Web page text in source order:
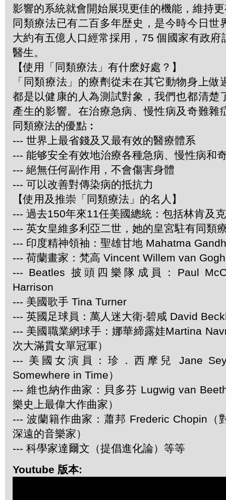
影響的系統就會開始展現更佳的機能，維持
同類療法已有二百多年歴史，是今時今日世
大約有五億人口經常採用，75 個國家有政府
醫生。
【使用「同類療法」有什麽好處？】
「同類療法」的療劑從未在其它動物身上做
都是以健康的人為測試對象，我們也都清楚
產生的影響。在治療急病、慢性病及奇難雜
同類療法的優點︰
--- 世界上最省錢及又最有效的醫療體系
--- 能够安全有效地治療各種急病、慢性病和
--- 絕無任何副作用，不會傷害身體
--- 可以改善對傳染病的抵抗力
【使用及推崇「同類療法」的名人】
--- 過去150年來11任美國總統：包括林肯及
--- 英女皇維多利亞二世，她的皇宮駐有同類
--- 印度精神領袖：聖雄甘地 Mahatma
--- 荷蘭畫家：梵高 Vincent Willem van Gogh
--- Beatles 披頭四樂隊成員：Paul
Harrison
--- 美國歌手 Tina Turner
--- 英國足球員：萬人迷大衛‧碧咸 David
--- 美國職業網球手：娜華締露娃Martina
次大滿貫女單冠軍）
--- 美國女演員：珍．西摩兒 Jane
Somewhere in Time）
--- 維也納作曲家：貝多芬 Lugwig van
樂史上最偉大作曲家）
--- 波蘭籍作曲家：蕭邦 Frederic Chopin（
深遠的音樂家）
--- 科學家達爾文（提倡進化論）等等
Youtube 版本: